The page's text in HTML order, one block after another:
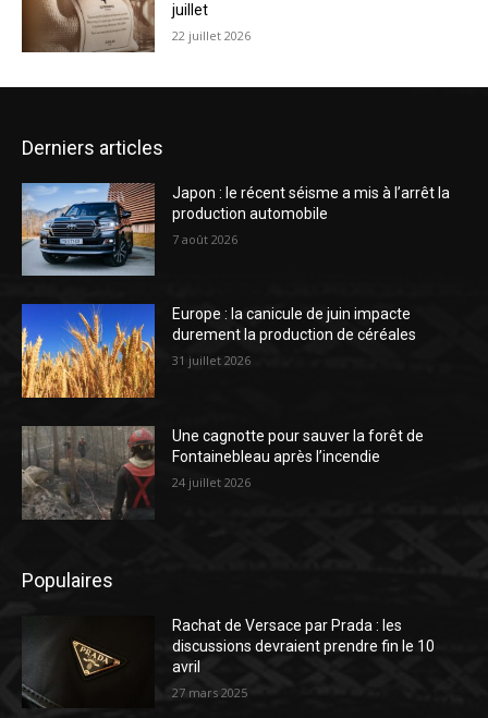
juillet
22 juillet 2026
Derniers articles
Japon : le récent séisme a mis à l’arrêt la
production automobile
7 août 2026
Europe : la canicule de juin impacte
durement la production de céréales
31 juillet 2026
Une cagnotte pour sauver la forêt de
Fontainebleau après l’incendie
24 juillet 2026
Populaires
Rachat de Versace par Prada : les
discussions devraient prendre fin le 10
avril
27 mars 2025